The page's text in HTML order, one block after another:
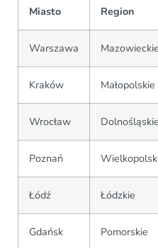
Miasto Region
Warszawa Mazowieckie
Kraków Małopolskie
Wrocław Dolnośląskie
Poznań
Łódź Łódzkie
Gdańsk Pomorskie